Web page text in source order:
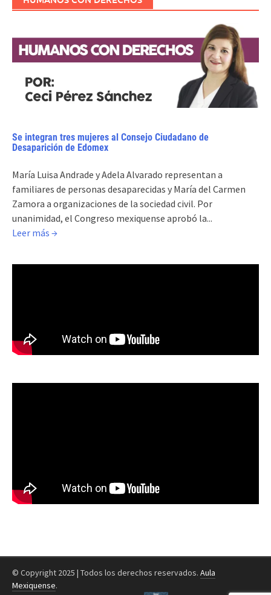
Se integran tres mujeres al Consejo Ciudadano de
Desaparición de Edomex
María Luisa Andrade y Adela Alvarado representan a
familiares de personas desaparecidas y María del Carmen
Zamora a organizaciones de la sociedad civil. Por
unanimidad, el Congreso mexiquense aprobó la...
Leer más →
© Copyright 2025 | Todos los derechos reservados. Aula
Mexiquense.